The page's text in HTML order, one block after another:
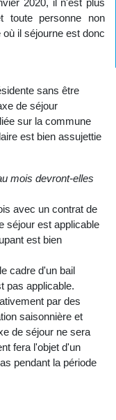
2020, il n'est plus
toute personne non
il séjourne est donc
sans être
de séjour
sur la commune
est bien assujettie
mois devront-elles
avec un contrat de
séjour est applicable
est bien
cadre d'un bail
pas applicable.
par des
saisonnière et
de séjour ne sera
fera l'objet d'un
pendant la période